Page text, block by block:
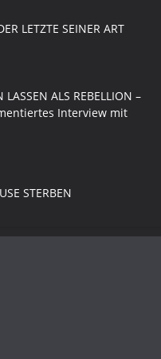
LETZTE SEINER ART
LASSEN ALS REBELLION –
Interview mit
STERBEN